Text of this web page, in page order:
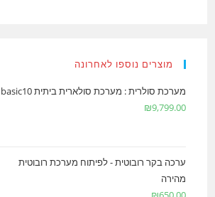
מוצרים נוספו לאחרונה
מערכת סולרית : מערכת סולארית ביתית basic10
₪9,799.00
ערכה בקר רובוטית - לפיתוח מערכת רובוטית
מהירה